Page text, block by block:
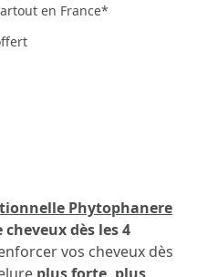
en France*
Phytophanere
dès les 4
vos cheveux dès